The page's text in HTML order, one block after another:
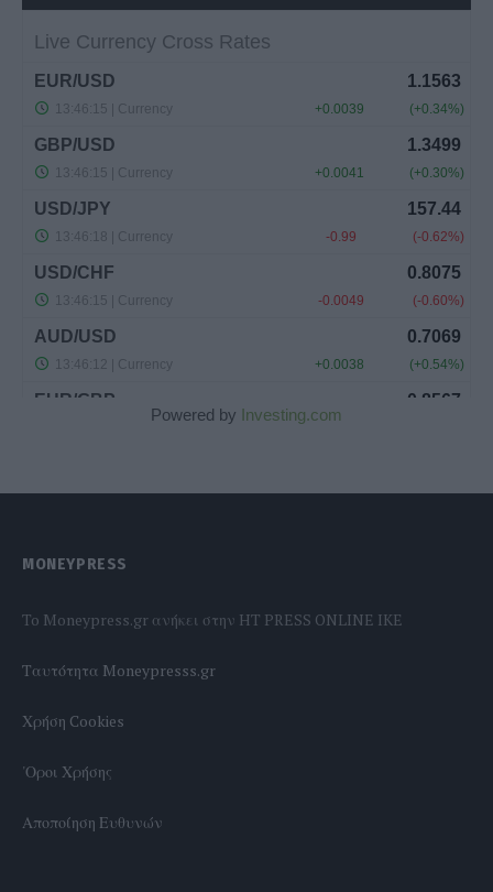
Powered by Investing.com
MONEYPRESS
To Moneypress.gr ανήκει στην HT PRESS ONLINE IKE
Tαυτότητα Moneypresss.gr
Χρήση Cookies
'Οροι Χρήσης
Αποποίηση Ευθυνών